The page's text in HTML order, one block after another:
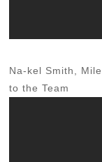
Na-kel Smith,
to the Team